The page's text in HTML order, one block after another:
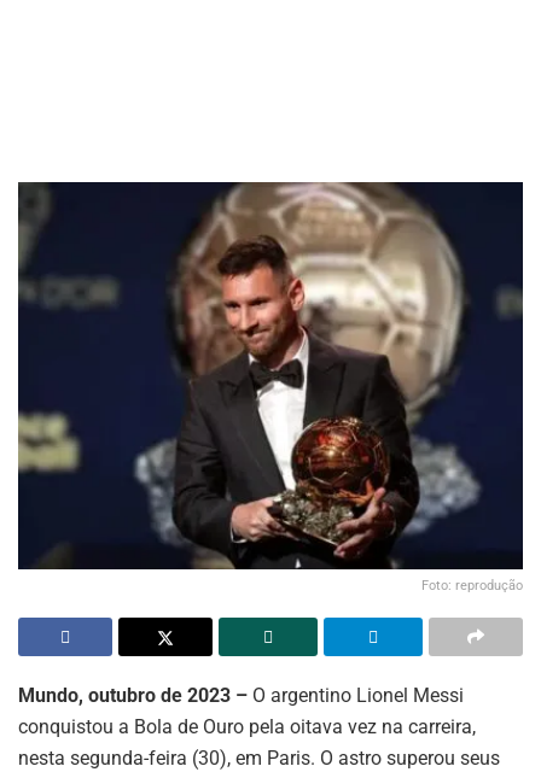
Foto: reprodução
Mundo, outubro de 2023 – O argentino Lionel Messi
conquistou a Bola de Ouro pela oitava vez na carreira,
nesta segunda-feira (30), em Paris. O astro superou seus